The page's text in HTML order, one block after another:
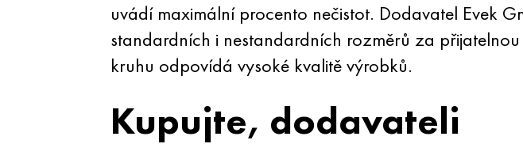
uvádí maximální procento nečistot. Dodavatel Evek
standardních i nestandardních rozměrů za
kruhu odpovídá vysoké kvalitě výrobků.
Kupujte, dodavateli